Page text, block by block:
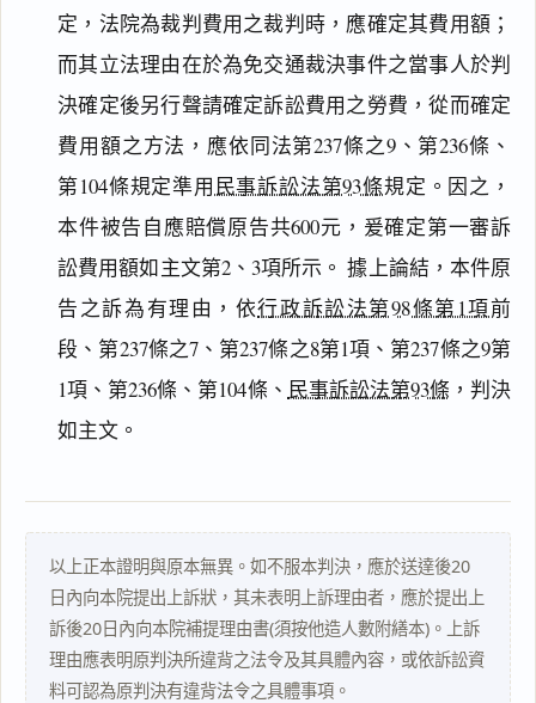
定，法院為裁判費用之裁判時，應確定其費用額；
而其立法理由在於為免交通裁決事件之當事人於判
決確定後另行聲請確定訴訟費用之勞費，從而確定
費用額之方法，應依同法第237條之9、第236條、
第104條規定準用民事訴訟法第93條規定。因之，
本件被告自應賠償原告共600元，爰確定第一審訴
訟費用額如主文第2、3項所示。 據上論結，本件原
告之訴為有理由，依行政訴訟法第98條第1項前
段、第237條之7、第237條之8第1項、第237條之9第
1項、第236條、第104條、 民事訴訟法第93條 ，判決
如主文。
以上正本證明與原本無異。如不服本判決，應於送達後20
日內向本院提出上訴狀，其未表明上訴理由者，應於提出上
訴後20日內向本院補提理由書(須按他造人數附繕本)。上訴
理由應表明原判決所違背之法令及其具體內容，或依訴訟資
料可認為原判決有違背法令之具體事項。
閱讀 研究
搜尋本
由